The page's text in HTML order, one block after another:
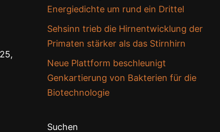
Energiedichte um rund ein Drittel
Sehsinn trieb die Hirnentwicklung der
Primaten stärker als das Stirnhirn
Neue Plattform beschleunigt
Genkartierung von Bakterien für die
Biotechnologie
Suchen